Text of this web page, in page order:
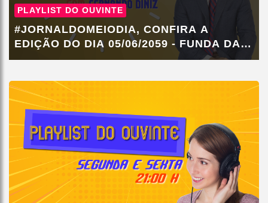
PLAYLIST DO OUVINTE
#JORNALDOMEIODIA, CONFIRA A
EDIÇÃO DO DIA 05/06/2059 - FUNDA DA
LAVA JATO,...